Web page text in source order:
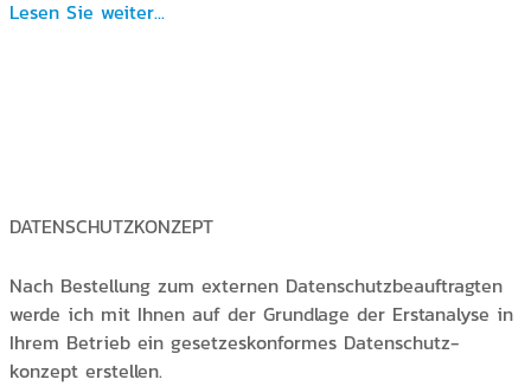
Lesen Sie weiter...
DATENSCHUTZKONZEPT
Nach Bestellung zum externen Datenschutzbeauftragten
werde ich mit Ihnen auf der Grundlage der Erstanalyse in
Ihrem Betrieb ein gesetzeskonformes Datenschutz-
konzept erstellen.